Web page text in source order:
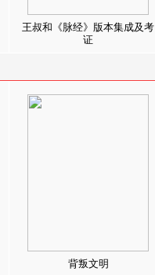
王叔和《脉经》版本集成及考
证
背叛文明